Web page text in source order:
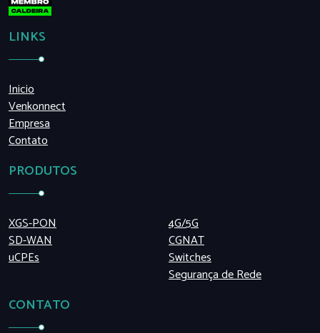
LINKS
Inicio
Venkonnect
Empresa
Contato
PRODUTOS
XGS-PON
SD-WAN
uCPEs
4G/5G
CGNAT
Switches
Segurança de Rede
CONTATO